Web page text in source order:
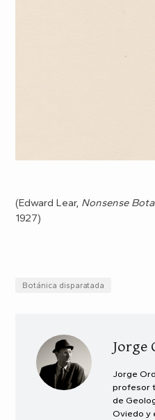
(Edward Lear, Nonsense
1927)
Botánica disparatada
Jorge
Jorge
profesor
de
Oviedo y